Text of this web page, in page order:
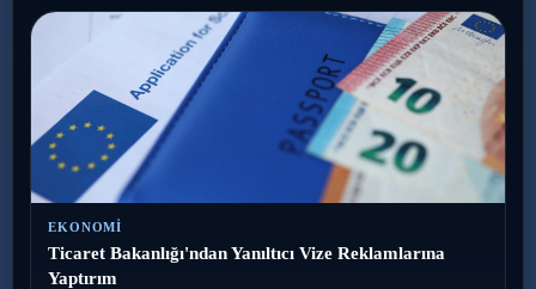
EKONOMI
Ticaret Bakanlığı'ndan Yanıltıcı Vize Reklamlarına
Yaptırım